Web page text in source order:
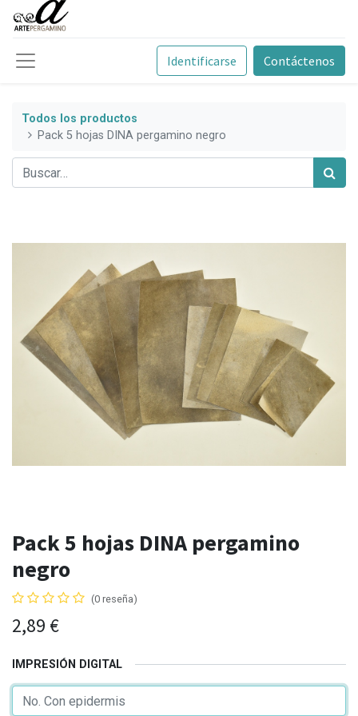
Identificarse Contáctenos
Todos los productos
Pack 5 hojas DINA pergamino negro
Pack 5 hojas DINA pergamino
negro
(0 reseña)
2,89 €
IMPRESIÓN DIGITAL